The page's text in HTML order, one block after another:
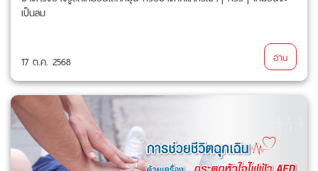
เป็นลม
17 ต.ค. 2568 อ่าน